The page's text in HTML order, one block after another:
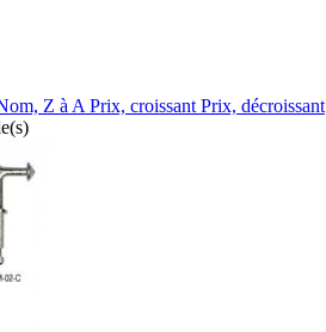
Z à A Prix, croissant Prix, décroissant